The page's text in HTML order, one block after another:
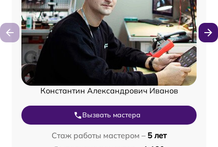
Константин Александрович Иванов
Вызвать мастера
Стаж работы мастером – 5 лет